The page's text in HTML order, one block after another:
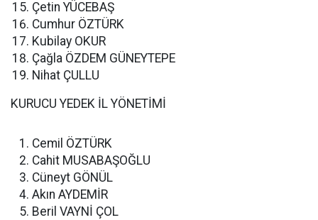
Çetin YÜCEBAŞ
Cumhur ÖZTÜRK
Kubilay OKUR
Çağla ÖZDEM GÜNEYTEPE
Nihat ÇULLU
KURUCU YEDEK İL YÖNETİMİ
Cemil ÖZTÜRK
Cahit MUSABAŞOĞLU
Cüneyt GÖNÜL
Akın AYDEMİR
Beril VAYNİ ÇOL